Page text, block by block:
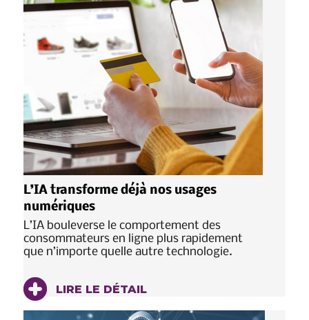
L’IA transforme déjà nos usages
numériques
L’IA bouleverse le comportement des
consommateurs en ligne plus rapidement
que n’importe quelle autre technologie.
LIRE LE DÉTAIL